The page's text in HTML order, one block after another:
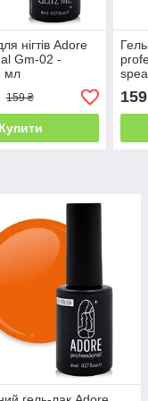
нігтів Adore
Gm-02 -
мл
159 ₴
Купити
159